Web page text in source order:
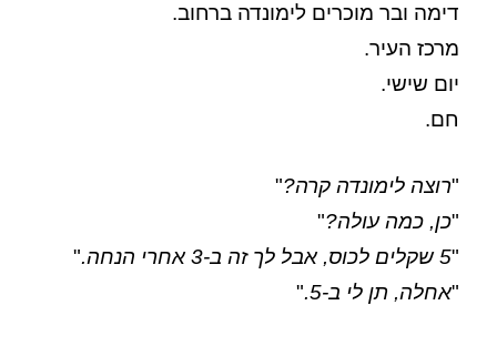
דימה ובר מוכרים לימונדה ברחוב.
מרכז העיר.
יום שישי.
חם.
"רוצה לימונדה קרה?"
"כן, כמה עולה?"
"5 שקלים לכוס, אבל לך זה ב-3 אחרי הנחה.
"
"אחלה, תן לי ב-5. "